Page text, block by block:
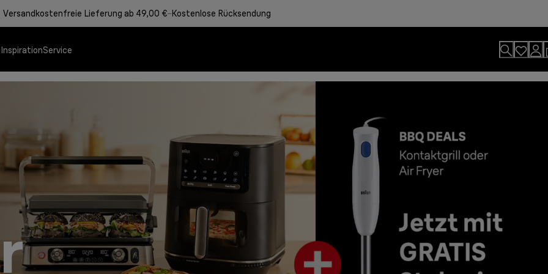
Versandkostenfreie Lieferung ab 49,00 € Kostenlose Rücksendung
Speisenzubereitung
InspirationService für